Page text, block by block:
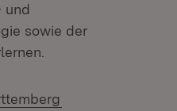
und
sowie der